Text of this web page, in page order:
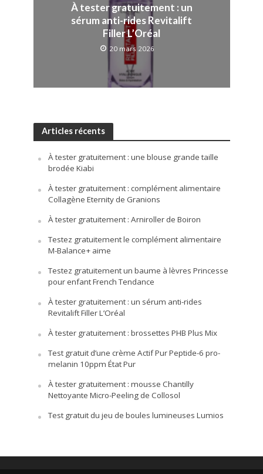
À tester gratuitement : un
sérum anti-rides Revitalift
Filler L’Oréal
20 mars 2026
Articles récents
À tester gratuitement : une blouse grande taille
brodée Kiabi
À tester gratuitement : complément alimentaire
Collagène Eternity de Granions
À tester gratuitement : Arniroller de Boiron
Testez gratuitement le complément alimentaire
M-Balance+ aime
Testez gratuitement un baume à lèvres Princesse
pour enfant French Tendance
À tester gratuitement : un sérum anti-rides
Revitalift Filler L’Oréal
À tester gratuitement : brossettes PHB Plus Mix
Test gratuit d’une crème Actif Pur Peptide-6 pro-
melanin 10ppm État Pur
À tester gratuitement : mousse Chantilly
Nettoyante Micro-Peeling de Collosol
Test gratuit du jeu de boules lumineuses Lumios